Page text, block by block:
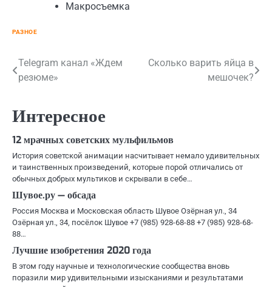
Макросъемка
РАЗНОЕ
Навигация
по
записям
Telegram канал «Ждем
резюме»
Сколько варить яйца в
мешочек?
Интересное
12 мрачных советских мульфильмов
История советской анимации насчитывает немало удивительных
и таинственных произведений, которые порой отличались от
обычных добрых мультиков и скрывали в себе…
Шувое.ру — обсада
Россия Москва и Московская область Шувое Озёрная ул., 34
Озёрная ул., 34, посёлок Шувое +7 (985) 928-68-88 +7 (985) 928-68-
88…
Лучшие изобретения 2020 года
В этом году научные и технологические сообщества вновь
поразили мир удивительными изысканиями и результатами